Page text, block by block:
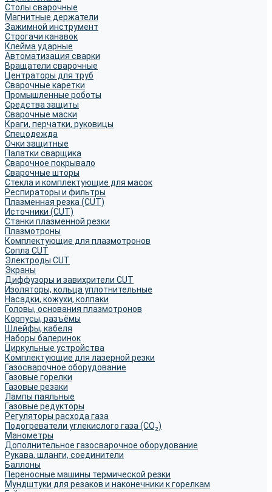
Столы сварочные
Магнитные держатели
Зажимной инструмент
Строгачи канавок
Клейма ударные
Автоматизация сварки
Вращатели сварочные
Центраторы для труб
Сварочные каретки
Промышленные роботы
Средства защиты
Сварочные маски
Краги, перчатки, руковицы
Спецодежда
Очки защитные
Палатки сварщика
Сварочное покрывало
Сварочные шторы
Стекла и комплектующие для масок
Респираторы и фильтры
Плазменная резка (CUT)
Источники (CUT)
Станки плазменной резки
Плазмотроны
Комплектующие для плазмотронов
Сопла CUT
Электроды CUT
Экраны
Диффузоры и завихрители CUT
Изоляторы, кольца уплотнительные
Насадки, кожухи, колпаки
Головы, основания плазмотронов
Корпусы, разъёмы
Шлейфы, кабеля
Наборы балеринок
Циркульные устройства
Комплектующие для лазерной резки
Газосварочное оборудование
Газовые горелки
Газовые резаки
Лампы паяльные
Газовые редукторы
Регуляторы расхода газа
Подогреватели углекислого газа (CO₂)
Манометры
Дополнительное газосварочное оборудование
Рукава, шланги, соединители
Баллоны
Переносные машины термической резки
Мундштуки для резаков и наконечники к горелкам